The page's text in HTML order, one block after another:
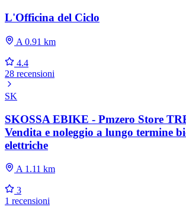
L'Officina del Ciclo
A 0.91 km
4.4
28 recensioni
SK
SKOSSA EBIKE - Pmzero Store
Vendita e noleggio a lungo termine
elettriche
A 1.11 km
3
1 recensioni